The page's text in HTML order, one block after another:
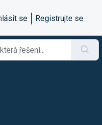
se Registrujte se